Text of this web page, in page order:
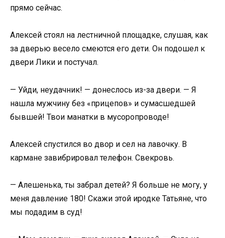
прямо сейчас.
Алексей стоял на лестничной площадке, слушая, как
за дверью весело смеются его дети. Он подошел к
двери Лики и постучал.
— Уйди, неудачник! — донеслось из-за двери. — Я
нашла мужчину без «прицепов» и сумасшедшей
бывшей! Твои манатки в мусоропроводе!
Алексей спустился во двор и сел на лавочку. В
кармане завибрировал телефон. Свекровь.
— Алешенька, ты забрал детей? Я больше не могу, у
меня давление 180! Скажи этой иродке Татьяне, что
мы подадим в суд!